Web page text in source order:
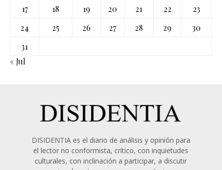
17
18 19 20 21 22
23
24
25 26 27 28 29
30
31
« Jul
DISIDENTIA es el diario de análisis y opinión para
el lector no conformista, crítico, con inquietudes
culturales, con inclinación a participar, a discutir